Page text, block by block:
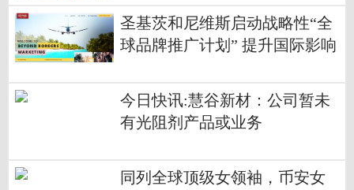
圣基茨和尼维斯启动战略性“全
球品牌推广计划” 提升国际影响
今日快讯:慧谷新材：公司暂未
有光阻剂产品或业务
同列全球顶级女领袖，币安女